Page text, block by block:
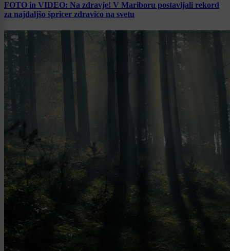
FOTO in VIDEO: Na zdravje! V Mariboru postavljali rekord
za najdaljšo špricer zdravico na svetu